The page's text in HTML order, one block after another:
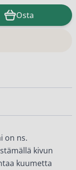
Osta
on ns.
kivun
kuumetta